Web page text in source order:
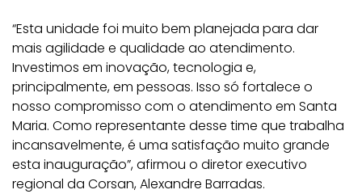
“Esta unidade foi muito bem planejada para dar
mais agilidade e qualidade ao atendimento.
Investimos em inovação, tecnologia e,
principalmente, em pessoas. Isso só fortalece o
nosso compromisso com o atendimento em Santa
Maria. Como representante desse time que trabalha
incansavelmente, é uma satisfação muito grande
esta inauguração”, afirmou o diretor executivo
regional da Corsan, Alexandre Barradas.